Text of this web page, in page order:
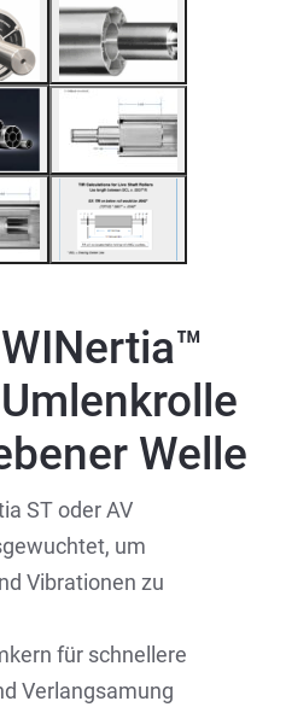
Welle
ST oder AV
um
Vibrationen zu
für schnellere
Verlangsamung